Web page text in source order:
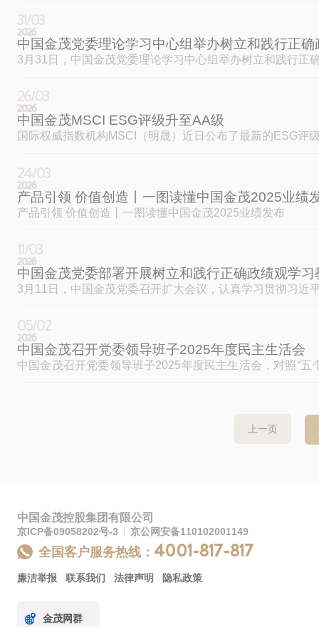
HK.00817
中国金茂
客户
31/03
2026
中国金茂党委理论学习中心组举办树立和践行正
3月31日，中国金茂党委理论学习中心组举办树立和践行
26/03
2026
中国金茂MSCI ESG评级升至AA级
国际权威指数机构MSCI（明晟）近日公布了最新的ESG
24/03
2026
产品引领 价值创造丨一图读懂中国金茂2025业绩
产品引领 价值创造丨一图读懂中国金茂2025业绩发布
11/03
2026
中国金茂党委部署开展树立和践行正确政绩观学习
3月11日，中国金茂党委召开扩大会议，认真学习贯彻习
05/02
2026
中国金茂召开党委领导班子2025年度民主生活会
中国金茂召开党委领导班子2025年度民主生活会，对照“
上一页
中国金茂控股集团有限公司
京ICP备09058202号-3 京公网安备110102001149
全国客户服务热线： 4001-817-817
廉洁举报 联系我们 法律声明 隐私政策
金茂网群